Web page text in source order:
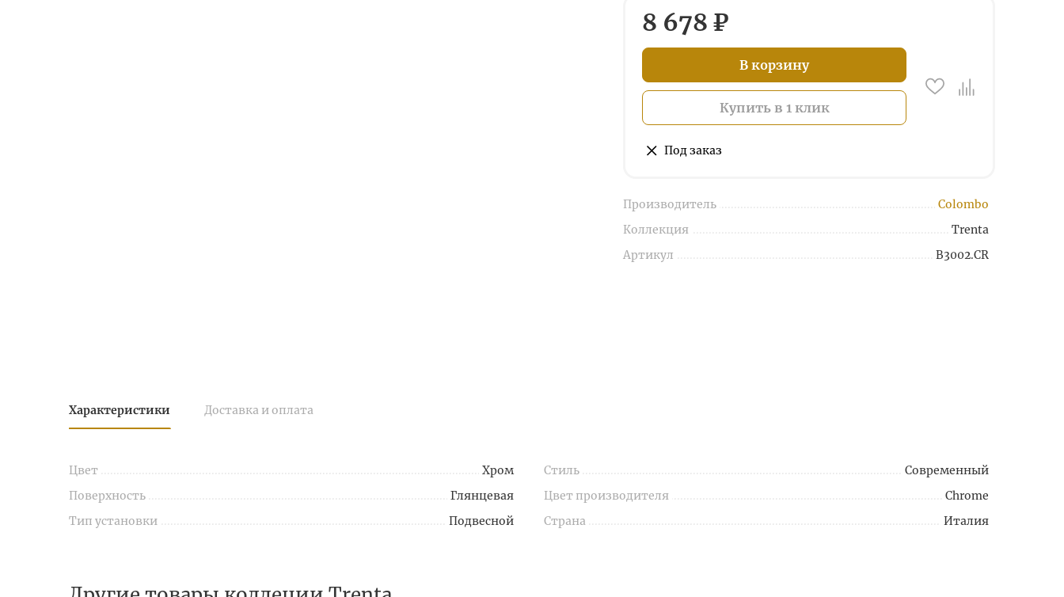
8 678 ₽
В корзину
Купить в 1 клик
Под заказ
Производитель
Colombo
Коллекция
Trenta
Артикул
B3002.CR
Характеристики Доставка и оплата
Цвет
Хром
Поверхность
Глянцевая
Тип установки
Подвесной
Стиль
Современный
Цвет производителя
Chrome
Страна
Италия